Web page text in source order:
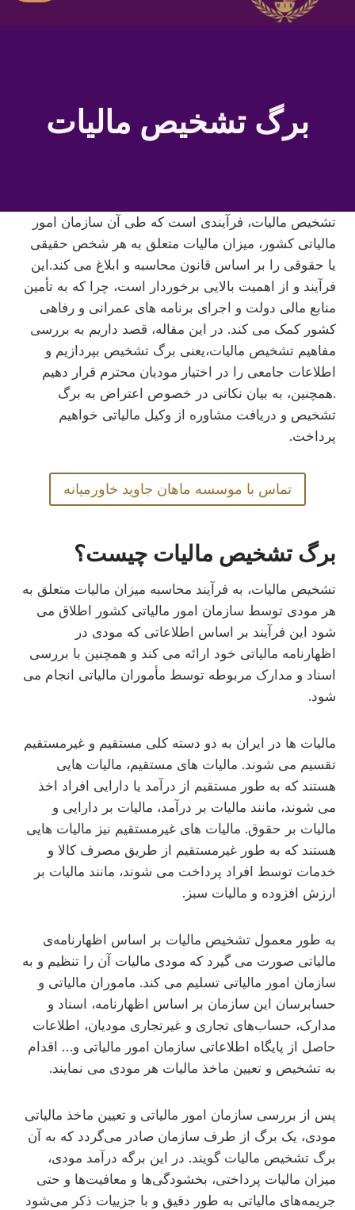
برگ تشخیص مالیات
تشخیص مالیات، فرآیندی است که طی آن سازمان امور
مالیاتی کشور، میزان مالیات متعلق به هر شخص حقیقی
یا حقوقی را بر اساس قانون محاسبه و ابلاغ می کند.این
فرآیند و از اهمیت بالایی برخوردار است، چرا که به تأمین
منابع مالی دولت و اجرای برنامه های عمرانی و رفاهی
کشور کمک می کند. در این مقاله، قصد داریم به بررسی
مفاهیم تشخیص مالیات،یعنی برگ تشخیص بپردازیم و
اطلاعات جامعی را در اختیار مودیان محترم قرار دهیم
.همچنین، به بیان نکاتی در خصوص اعتراض به برگ
تشخیص و دریافت مشاوره از وکیل مالیاتی خواهیم
پرداخت.
تماس با موسسه ماهان جاوید خاورمیانه
برگ تشخیص مالیات چیست؟
تشخیص مالیات، به فرآیند محاسبه میزان مالیات متعلق به
هر مودی توسط سازمان امور مالیاتی کشور اطلاق می
شود این فرآیند بر اساس اطلاعاتی که مودی در
اظهارنامه مالیاتی خود ارائه می کند و همچنین با بررسی
اسناد و مدارک مربوطه توسط مأموران مالیاتی انجام می
شود.
مالیات ها در ایران به دو دسته کلی مستقیم و غیرمستقیم
تقسیم می شوند. مالیات های مستقیم، مالیات هایی
هستند که به طور مستقیم از درآمد یا دارایی افراد اخذ
می شوند، مانند مالیات بر درآمد، مالیات بر دارایی و
مالیات بر حقوق. مالیات های غیرمستقیم نیز مالیات هایی
هستند که به طور غیرمستقیم از طریق مصرف کالا و
خدمات توسط افراد پرداخت می شوند، مانند مالیات بر
ارزش افزوده و مالیات سبز.
به طور معمول تشخیص مالیات بر اساس اظهارنامه‌ی
مالیاتی صورت می گیرد که مودی مالیات آن را تنظیم و به
سازمان امور مالیاتی تسلیم می کند. ماموران مالیاتی و
حسابرسان این سازمان بر اساس اظهارنامه، اسناد و
مدارک، حساب‌های تجاری و غیرتجاری مودیان، اطلاعات
حاصل از پایگاه اطلاعاتی سازمان امور مالیاتی و… اقدام
به تشخیص و تعیین ماخذ مالیات هر مودی می نمایند.
پس از بررسی سازمان امور مالیاتی و تعیین ماخذ مالیاتی
مودی، یک برگ از طرف سازمان صادر می‌گردد که به آن
برگ تشخیص مالیات گویند. در این برگه درآمد مودی،
میزان مالیات پرداختی، بخشودگی‌ها و معافیت‌ها و حتی
جریمه‌های مالیاتی به طور دقیق و با جزییات ذکر می‌شود